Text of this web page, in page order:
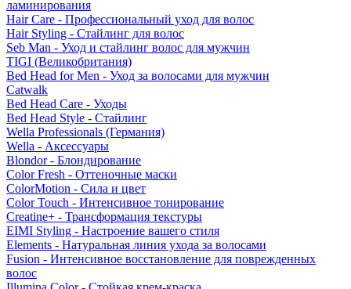
ламинирования
Hair Care - Профессиональный уход для волос
Hair Styling - Стайлинг для волос
Seb Man - Уход и стайлинг волос для мужчин
TIGI (Великобритания)
Bed Head for Men - Уход за волосами для мужчин
Catwalk
Bed Head Care - Уходы
Bed Head Style - Стайлинг
Wella Professionals (Германия)
Wella - Аксессуары
Blondor - Блондирование
Color Fresh - Оттеночные маски
ColorMotion - Сила и цвет
Color Touch - Интенсивное тонирование
Creatine+ - Трансформация текстуры
EIMI Styling - Настроение вашего стиля
Elements - Натуральная линия ухода за волосами
Fusion - Интенсивное восстановление для поврежденных
волос